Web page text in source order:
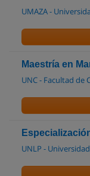
UMAZA -
Maestría en
UNC - Facultad de
UNLP -